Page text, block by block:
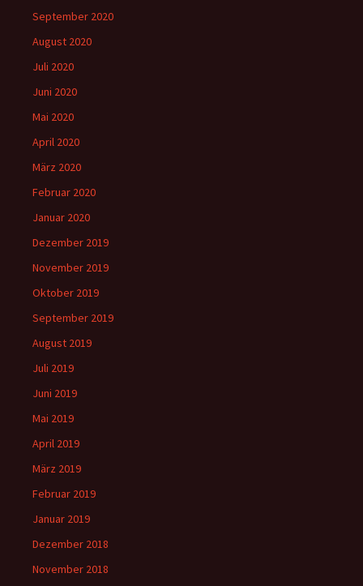
September 2020
August 2020
Juli 2020
Juni 2020
Mai 2020
April 2020
März 2020
Februar 2020
Januar 2020
Dezember 2019
November 2019
Oktober 2019
September 2019
August 2019
Juli 2019
Juni 2019
Mai 2019
April 2019
März 2019
Februar 2019
Januar 2019
Dezember 2018
November 2018